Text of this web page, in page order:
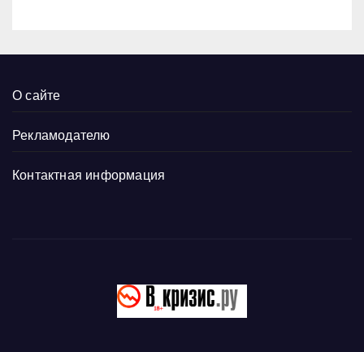
О сайте
Рекламодателю
Контактная информация